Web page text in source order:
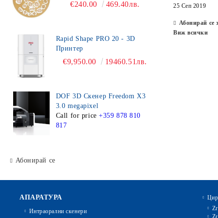
€240.00 469.40лв.
Rapid Shape PRO 20 - 3D
Принтер
€9,950.00 19460.51лв.
DOF 3D Скенер Freedom X3
3.0 megapixel
Call for price +359 878 810
817
Абонирай се
25 Сеп 2019
Абонирай се
Виж всички
АПАРАТУРА
Интраорални скенери